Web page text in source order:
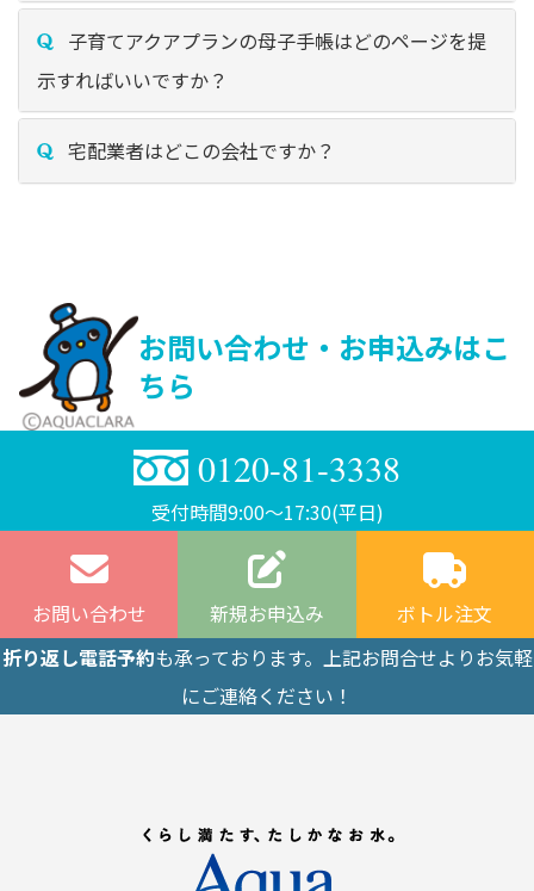
子育てアクアプランの母子手帳はどのページを提
示すればいいですか？
宅配業者はどこの会社ですか？
お問い合わせ・お申込みはこ
ちら
0120-81-3338
受付時間9:00〜17:30(平日)
お問い合わせ 新規お申込み
ボトル注文
折り返し電話予約も承っております。上記お問合せよりお気軽
にご連絡ください！